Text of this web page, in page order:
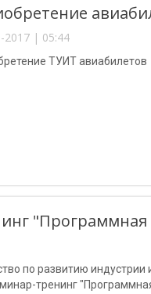
2017 | 05:44
ТУИТ авиабилетов
по развитию
тренинг